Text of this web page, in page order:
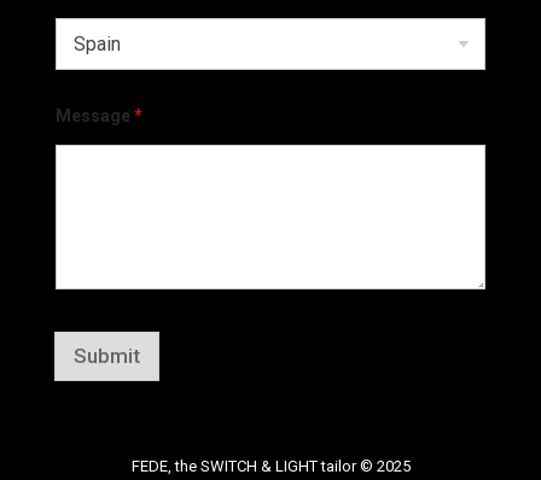
Message *
Submit
FEDE, the SWITCH & LIGHT tailor © 2025